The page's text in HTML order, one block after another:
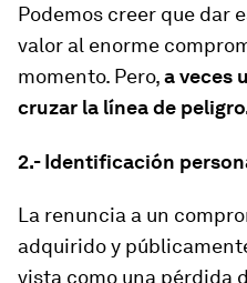
Podemos creer que dar
valor al enorme
momento. Pero,a veces
cruzar la línea de
2.- Identificación
La renuncia a un
adquirido y
vista como una pérdida